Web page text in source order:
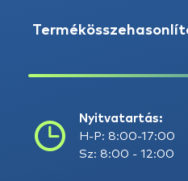
Nyitvatartás:
H-P: 8:00-17:00
Sz: 8:00 - 12:00